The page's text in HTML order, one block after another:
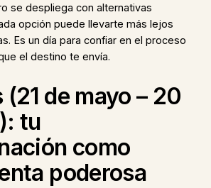
se despliega con alternativas
opción puede llevarte más lejos
Es un día para confiar en el proceso
el destino te envía.
de mayo – 20
tu
como
poderosa